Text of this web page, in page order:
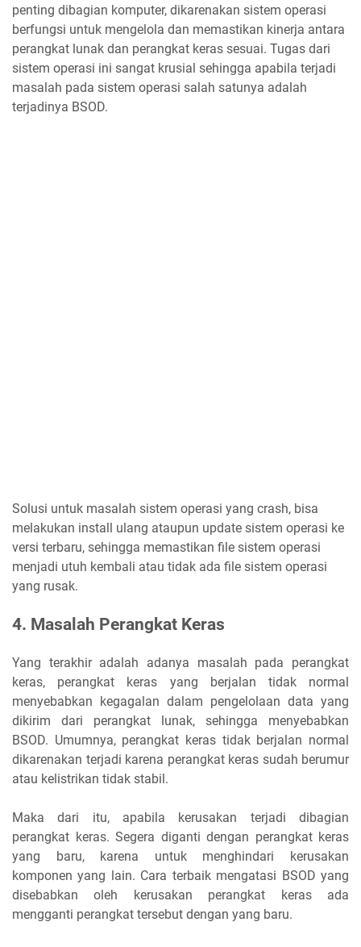
penting dibagian komputer, dikarenakan sistem operasi
berfungsi untuk mengelola dan memastikan kinerja antara
perangkat lunak dan perangkat keras sesuai. Tugas dari
sistem operasi ini sangat krusial sehingga apabila terjadi
masalah pada sistem operasi salah satunya adalah
terjadinya BSOD.
Solusi untuk masalah sistem operasi yang crash, bisa
melakukan install ulang ataupun update sistem operasi ke
versi terbaru, sehingga memastikan file sistem operasi
menjadi utuh kembali atau tidak ada file sistem operasi
yang rusak.
4. Masalah Perangkat Keras
Yang terakhir adalah adanya masalah pada perangkat
keras, perangkat keras yang berjalan tidak normal
menyebabkan kegagalan dalam pengelolaan data yang
dikirim dari perangkat lunak, sehingga menyebabkan
BSOD. Umumnya, perangkat keras tidak berjalan normal
dikarenakan terjadi karena perangkat keras sudah berumur
atau kelistrikan tidak stabil.
Maka dari itu, apabila kerusakan terjadi dibagian
perangkat keras. Segera diganti dengan perangkat keras
yang baru, karena untuk menghindari kerusakan
komponen yang lain. Cara terbaik mengatasi BSOD yang
disebabkan oleh kerusakan perangkat keras ada
mengganti perangkat tersebut dengan yang baru.